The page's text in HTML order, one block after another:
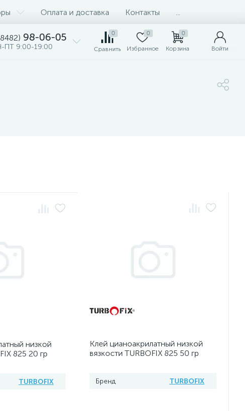
Оплата и доставка Контакты
98-06-05
ПТ 9:00-19:00
0
Сравнить
0
Избранное
0
Корзина Войти
низкой
825 20 гр
TURBOFIX
Клей цианоакрилатный низкой
вязкости TURBOFIX 825 50 гр
Бренд TURBOFIX